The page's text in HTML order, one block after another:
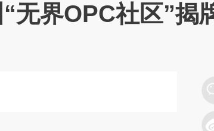
无界OPC社区”揭